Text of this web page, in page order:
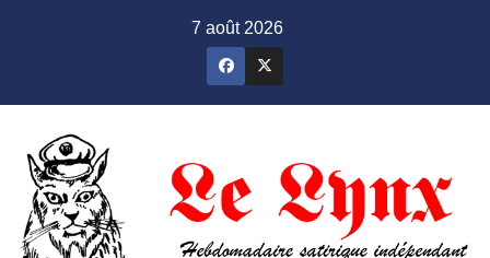
7 août 2026